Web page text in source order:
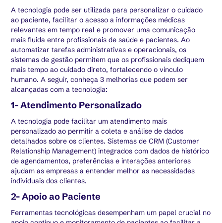
A tecnologia pode ser utilizada para personalizar o cuidado
ao paciente, facilitar o acesso a informações médicas
relevantes em tempo real e promover uma comunicação
mais fluida entre profissionais de saúde e pacientes. Ao
automatizar tarefas administrativas e operacionais, os
sistemas de gestão permitem que os profissionais dediquem
mais tempo ao cuidado direto, fortalecendo o vínculo
humano. A seguir, conheça 3 melhorias que podem ser
alcançadas com a tecnologia:
1- Atendimento Personalizado
A tecnologia pode facilitar um atendimento mais
personalizado ao permitir a coleta e análise de dados
detalhados sobre os clientes. Sistemas de CRM (Customer
Relationship Management) integrados com dados de histórico
de agendamentos, preferências e interações anteriores
ajudam as empresas a entender melhor as necessidades
individuais dos clientes.
2- Apoio ao Paciente
Ferramentas tecnológicas desempenham um papel crucial no